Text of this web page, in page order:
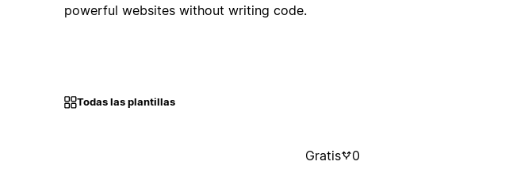
powerful websites without writing code.
Todas las plantillas
Gratis 0